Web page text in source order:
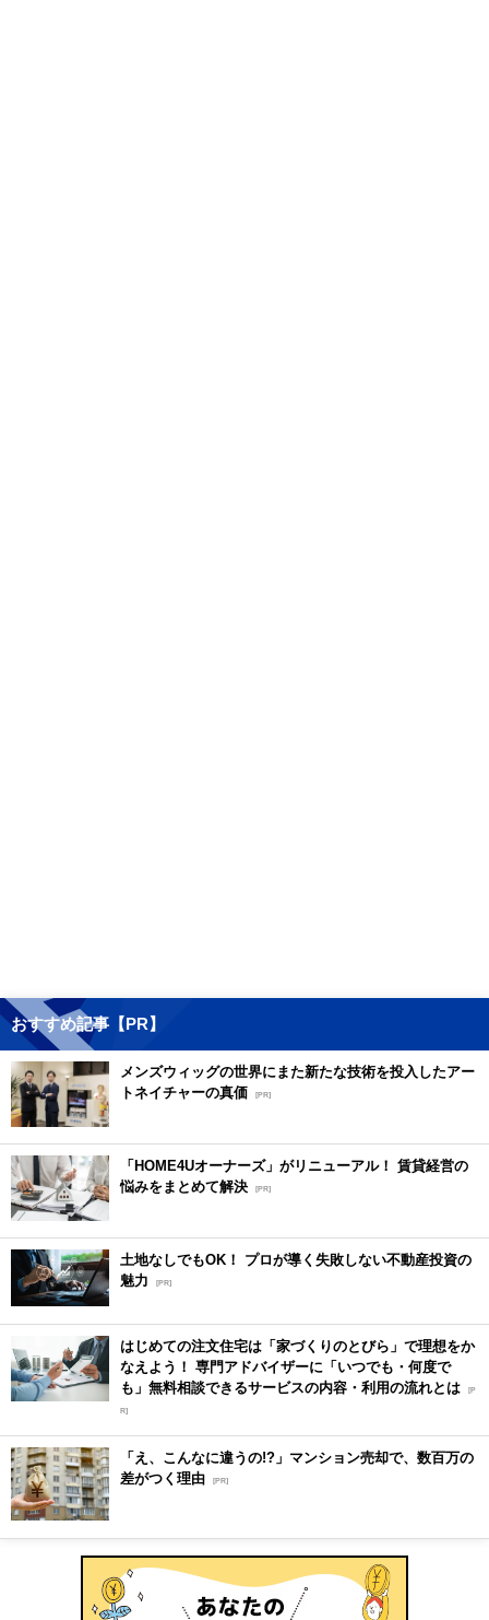
おすすめ記事【PR】
メンズウィッグの世界にまた新たな技術を投入したアー
トネイチャーの真価 [PR]
「HOME4Uオーナーズ」がリニューアル！ 賃貸経営の
悩みをまとめて解決 [PR]
土地なしでもOK！ プロが導く失敗しない不動産投資の
魅力
[PR]
はじめての注文住宅は「家づくりのとびら」で理想をか
なえよう！ 専門アドバイザーに「いつでも・何度で
も」無料相談できるサービスの内容・利用の流れとは [P
R]
「え、こんなに違うの!?」マンション売却で、数百万の
差がつく理由 [PR]